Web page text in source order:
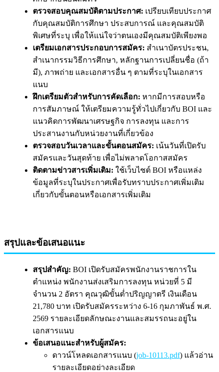
ตรวจสอบคุณสมบัติตามประกาศ: เปรียบเทียบประกาศ
กับคุณสมบัติการศึกษา ประสบการณ์ และคุณสมบัติ
พิเศษที่ระบุ เพื่อให้แน่ใจว่าตนเองมีคุณสมบัติเพียงพอ
เตรียมเอกสารประกอบการสมัคร: สำเนาบัตรประชน,
สำเนากรรมวิธีการศึกษา, หลักฐานการเปลี่ยนชื่อ (ถ้า
มี), ภาพถ่าย และเอกสารอื่น ๆ ตามที่ระบุในเอกสาร
แนบ
ฝึกเตรียมตัวสำหรับการคัดเลือก: หากมีการสอบหรือ
การสัมภาษณ์ ให้เตรียมความรู้ทั่วไปเกี่ยวกับ BOI และ
แนวคิดการพัฒนาเศรษฐกิจ การลงทุน และการ
ประสานงานกับหน่วยงานที่เกี่ยวข้อง
ตรวจสอบวันเวลาและขั้นตอนสมัคร: เน้นวันที่เปิดรับ
สมัครและวันสุดท้าย เพื่อไม่พลาดโอกาสสมัคร
ติดตามข่าวสารเพิ่มเติม: ใช้เว็บไซต์ BOI หรือแหล่ง
ข้อมูลที่ระบุในประกาศเพื่อรับทราบประกาศเพิ่มเติม
เกี่ยวกับขั้นตอนหรือเอกสารเพิ่มเติม
สรุปและข้อเสนอแนะ
สรุปสำคัญ: BOI เปิดรับสมัครพนักงานราชการใน
ตำแหน่ง พนักงานส่งเสริมการลงทุน หน่วยที่ 5 มี
จำนวน 2 อัตรา คุณวุฒิขั้นต่ำปริญญาตรี เงินเดือน
21,780 บาท เปิดรับสมัครระหว่าง 6-16 กุมภาพันธ์ พ.ศ.
2569 รายละเอียดลักษณะงานและสมรรถนะอยู่ใน
เอกสารแนบ
ข้อเสนอแนะสำหรับผู้สมัคร:
ดาวน์โหลดเอกสารแนบ (job-10113.pdf) แล้วอ่าน
รายละเอียดอย่างละเอียด